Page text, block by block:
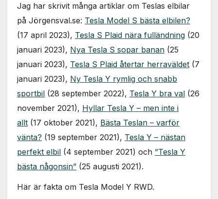
Jag har skrivit många artiklar om Teslas elbilar
på Jörgensval.se: Tesla Model S bästa elbilen?
(17 april 2023), Tesla S Plaid nära fulländning (20
januari 2023), Nya Tesla S sopar banan (25
januari 2023), Tesla S Plaid återtar herraväldet (7
januari 2023), Ny Tesla Y rymlig och snabb
sportbil (28 september 2022), Tesla Y bra val (26
november 2021), Hyllar Tesla Y – men inte i
allt (17 oktober 2021), Bästa Teslan – varför
vänta? (19 september 2021), Tesla Y – nästan
perfekt elbil (4 september 2021) och ”Tesla Y
bästa någonsin” (25 augusti 2021).
Här är fakta om Tesla Model Y RWD.